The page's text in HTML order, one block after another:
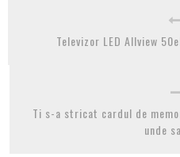
Televizor LED Allview
Ti s-a stricat cardul de
unde